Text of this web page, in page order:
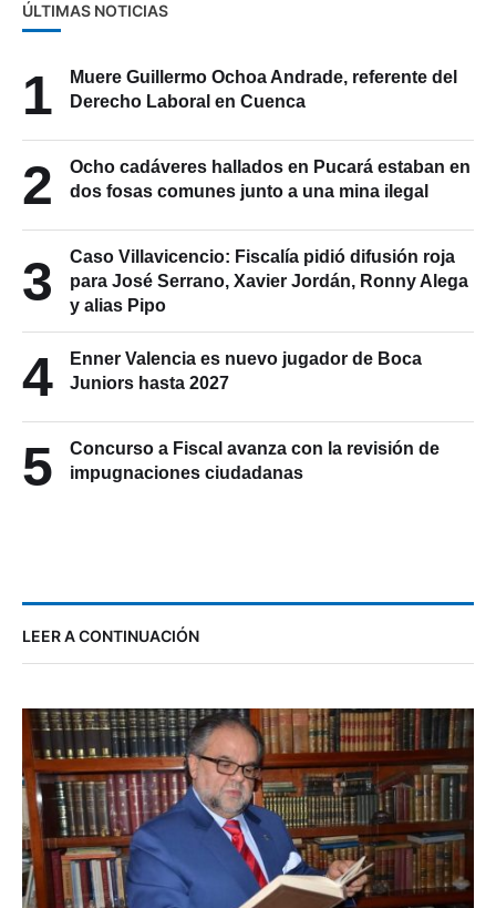
ÚLTIMAS NOTICIAS
1
Muere Guillermo Ochoa Andrade, referente del
Derecho Laboral en Cuenca
2
Ocho cadáveres hallados en Pucará estaban en
dos fosas comunes junto a una mina ilegal
3
Caso Villavicencio: Fiscalía pidió difusión roja
para José Serrano, Xavier Jordán, Ronny Alega
y alias Pipo
4
Enner Valencia es nuevo jugador de Boca
Juniors hasta 2027
5
Concurso a Fiscal avanza con la revisión de
impugnaciones ciudadanas
LEER A CONTINUACIÓN